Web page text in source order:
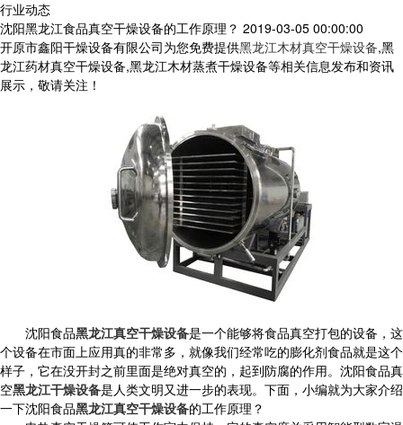
行业动态
沈阳黑龙江食品真空干燥设备的工作原理？ 2019-03-05 00:00:00
开原市鑫阳干燥设备有限公司为您免费提供黑龙江木材真空干燥设备,黑
龙江药材真空干燥设备,黑龙江木材蒸煮干燥设备等相关信息发布和资讯
展示，敬请关注！
沈阳食品黑龙江真空干燥设备是一个能够将食品真空打包的设备，这
个设备在市面上应用真的非常多，就像我们经常吃的膨化剂食品就是这个
样子，它在没开封之前里面是绝对真空的，起到防腐的作用。沈阳食品真
空黑龙江干燥设备是人类文明又进一步的表现。下面，小编就为大家介绍
一下沈阳食品黑龙江真空干燥设备的工作原理？